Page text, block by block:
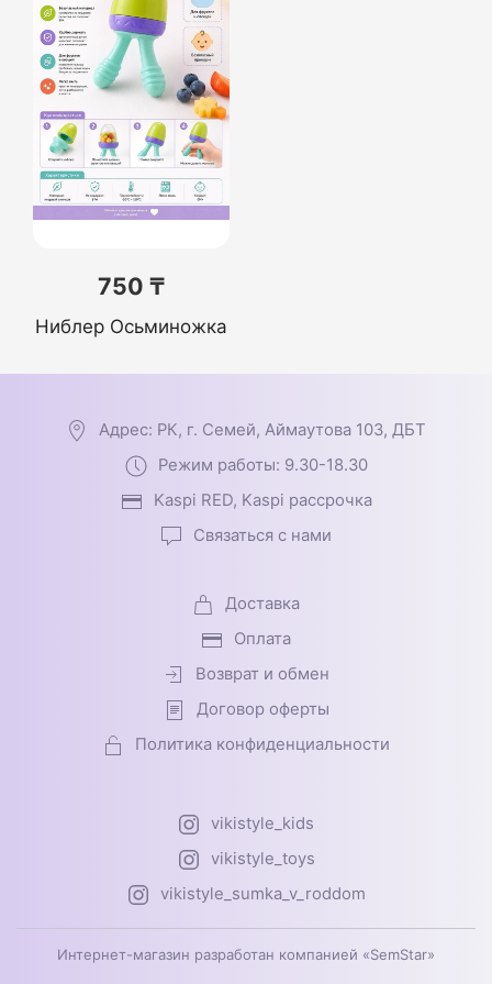
750 ₸
Ниблер Осьминожка
Адрес: РК, г. Семей, Аймаутова 103, ДБТ
Режим работы: 9.30-18.30
Kaspi RED, Kaspi рассрочка
Связаться с нами
Доставка
Оплата
Возврат и обмен
Договор оферты
Политика конфиденциальности
vikistyle_kids
vikistyle_toys
vikistyle_sumka_v_roddom
Интернет-магазин разработан компанией «SemStar»